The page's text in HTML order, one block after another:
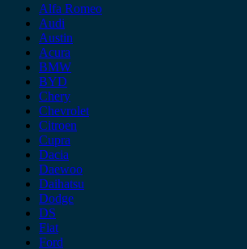
Alfa Romeo
Audi
Austin
Acura
BMW
BYD
Chery
Chevrolet
Citroen
Cupra
Dacia
Daewoo
Daihatsu
Dodge
DS
Fiat
Ford